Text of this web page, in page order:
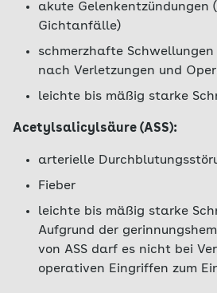
akute Gelenkentzündungen
Gichtanfälle)
schmerzhafte
nach Verletzungen und
leichte bis mäßig starke
Acetylsalicylsäure (ASS):
arterielle
Fieber
leichte bis mäßig starke
Aufgrund der
von ASS darf es nicht bei
operativen Eingriffen zum